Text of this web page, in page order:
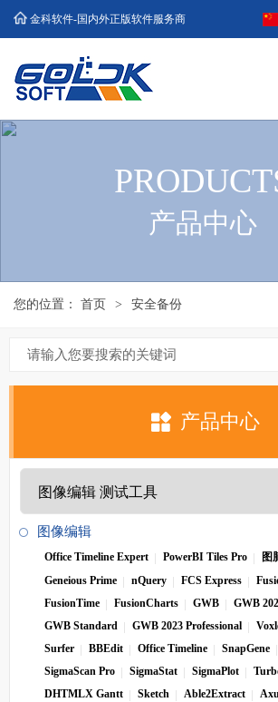
金科软件-国内外正版软件服务商
产品中心
您的位置： 首页 > 安全备份
产品中心
图像编辑
Office Timeline Expert PowerBI Tiles Pro
图
Geneious Prime
nQuery FCS Express
FusionTime
FusionCharts GWB
GWB
GWB Standard
GWB 2023 Professional
Surfer
BBEdit Office Timeline SnapGene
SigmaScan Pro
SigmaStat SigmaPlot
DHTMLX Gantt
Sketch Able2Extract